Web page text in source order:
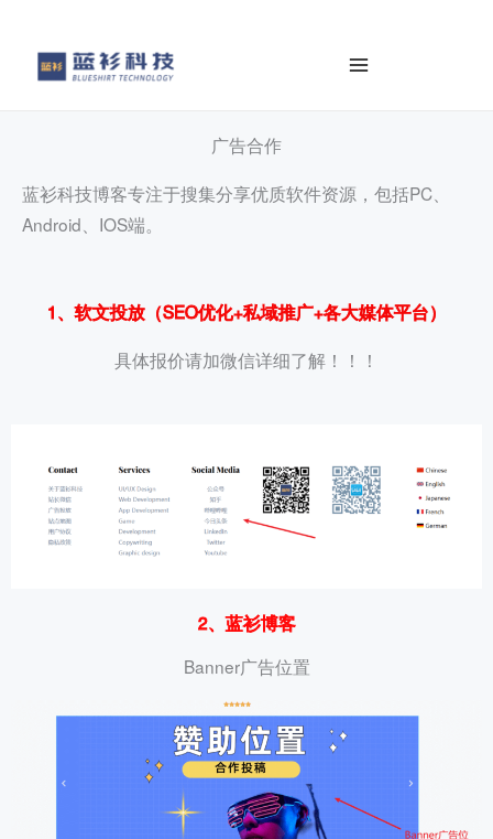
广告合作
蓝衫科技博客专注于搜集分享优质软件资源，包括PC、
Android、IOS端。
1、软文投放（SEO优化+私域推广+各大媒体平台）
具体报价请加微信详细了解！！！
2、蓝衫博客
Banner广告位置